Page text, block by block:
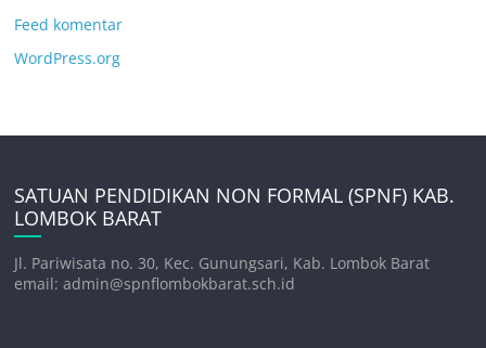
Feed komentar
WordPress.org
SATUAN PENDIDIKAN NON FORMAL (SPNF) KAB.
LOMBOK BARAT
Jl. Pariwisata no. 30, Kec. Gunungsari, Kab. Lombok Barat
email: admin@spnflombokbarat.sch.id